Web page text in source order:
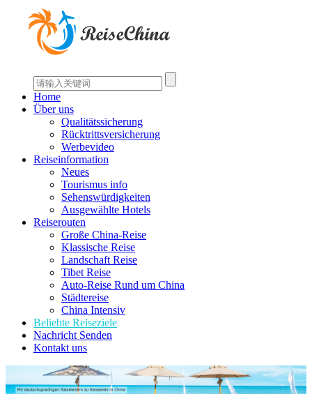
Home
Über uns
Qualitätssicherung
Rücktrittsversicherung
Werbevideo
Reiseinformation
Neues
Tourismus info
Sehenswürdigkeiten
Ausgewählte Hotels
Reiserouten
Große China-Reise
Klassische Reise
Landschaft Reise
Tibet Reise
Auto-Reise Rund um China
Städtereise
China Intensiv
Beliebte Reiseziele
Nachricht Senden
Kontakt uns